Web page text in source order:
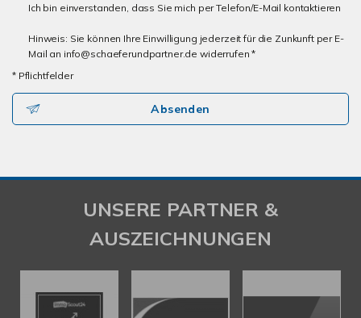
Ich bin einverstanden, dass Sie mich per Telefon/E-Mail kontaktieren
Hinweis: Sie können Ihre Einwilligung jederzeit für die Zunkunft per E-
Mail an info@schaeferundpartner.de widerrufen *
* Pflichtfelder
Absenden
UNSERE PARTNER &
AUSZEICHNUNGEN